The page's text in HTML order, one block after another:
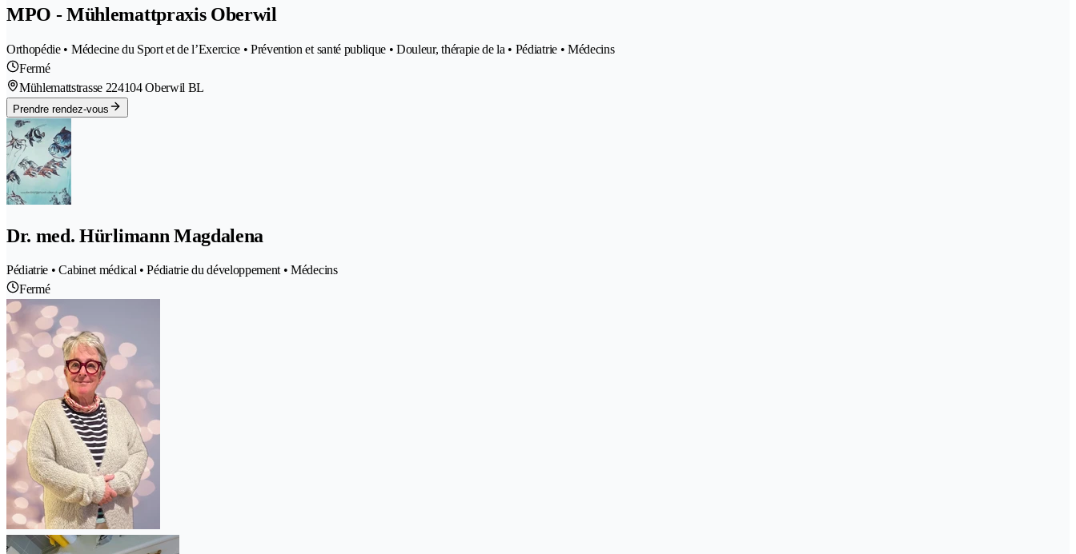
MPO - Mühlemattpraxis Oberwil
Orthopédie • Médecine du Sport et de l’Exercice • Prévention et santé publique • Douleur, thérapie de la • Pédiatrie • Médecins
Fermé
Mühlemattstrasse 224104 Oberwil BL
Prendre rendez-vous
Dr. med. Hürlimann Magdalena
Pédiatrie • Cabinet médical • Pédiatrie du développement • Médecins
Fermé